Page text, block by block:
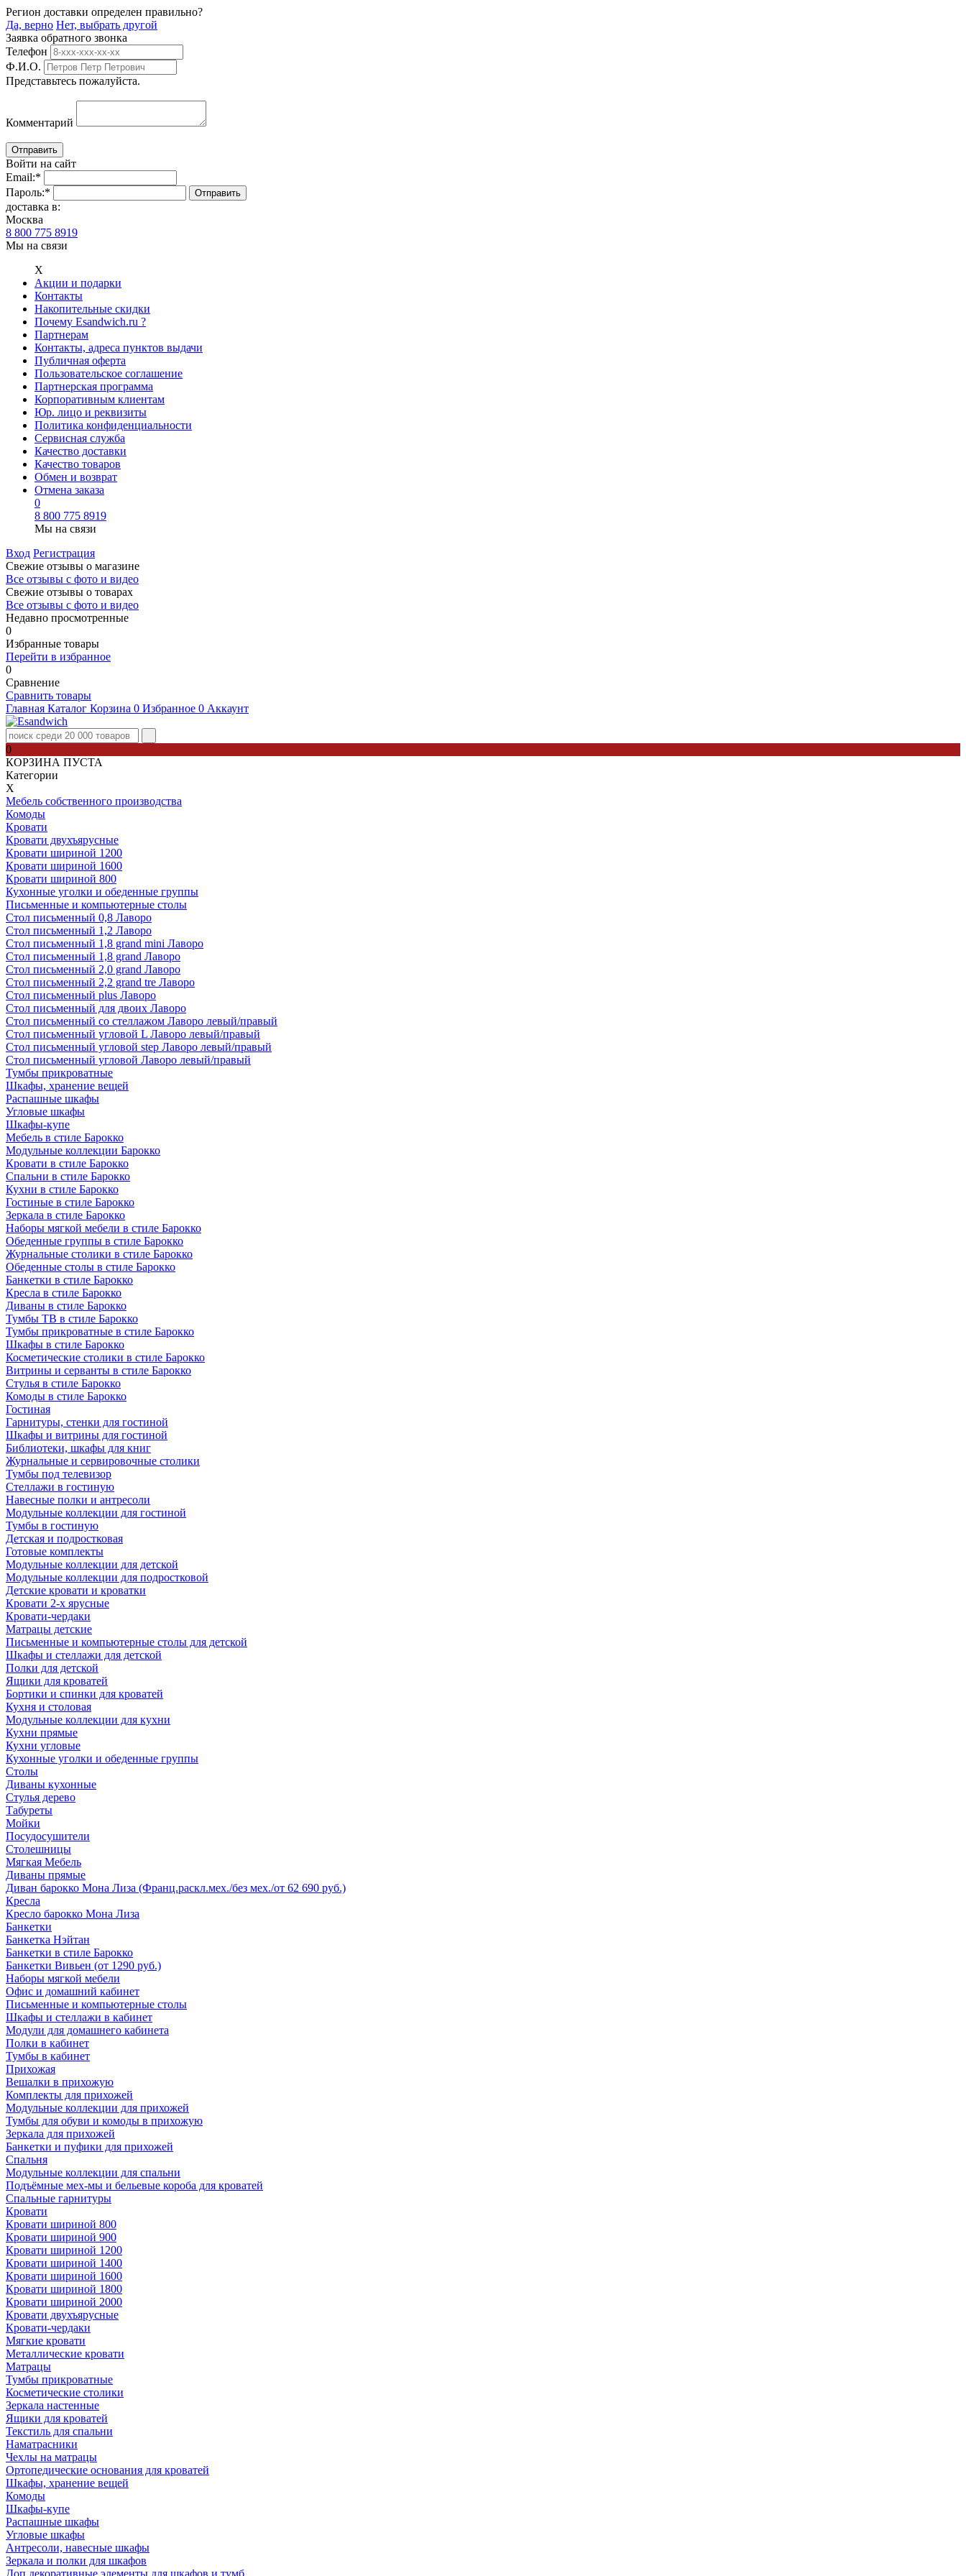
Регион доставки определен правильно?
Да, верно Нет, выбрать другой
Заявка обратного звонка
Телефон
Ф.И.О.
Представьтесь пожалуйста.
Комментарий
Войти на сайт
Email:*
Пароль:*
доставка в:
Москва
8 800 775 8919
Мы на связи
Х
Акции и подарки
Контакты
Накопительные скидки
Почему Esandwich.ru ?
Партнерам
Контакты, адреса пунктов выдачи
Публичная оферта
Пользовательское соглашение
Партнерская программа
Корпоративным клиентам
Юр. лицо и реквизиты
Политика конфиденциальности
Сервисная служба
Качество доставки
Качество товаров
Обмен и возврат
Отмена заказа
0
8 800 775 8919
Мы на связи
Вход Регистрация
Свежие отзывы о магазине
Все отзывы с фото и видео
Свежие отзывы о товарах
Все отзывы c фото и видео
Недавно просмотренные
0
Избранные товары
Перейти в избранное
0
Сравнение
Сравнить товары
Главная Каталог Корзина 0 Избранное 0 Аккаунт
0
КОРЗИНА ПУСТА
Категории
Х
Мебель собственного производства
Комоды
Кровати
Кровати двухъярусные
Кровати шириной 1200
Кровати шириной 1600
Кровати шириной 800
Кухонные уголки и обеденные группы
Письменные и компьютерные столы
Стол письменный 0,8 Лаворо
Стол письменный 1,2 Лаворо
Стол письменный 1,8 grand mini Лаворо
Стол письменный 1,8 grand Лаворо
Стол письменный 2,0 grand Лаворо
Стол письменный 2,2 grand tre Лаворо
Стол письменный plus Лаворо
Стол письменный для двоих Лаворо
Стол письменный со стеллажом Лаворо левый/правый
Стол письменный угловой L Лаворо левый/правый
Стол письменный угловой step Лаворо левый/правый
Стол письменный угловой Лаворо левый/правый
Тумбы прикроватные
Шкафы, хранение вещей
Распашные шкафы
Угловые шкафы
Шкафы-купе
Мебель в стиле Барокко
Модульные коллекции Барокко
Кровати в стиле Барокко
Спальни в стиле Барокко
Кухни в стиле Барокко
Гостиные в стиле Барокко
Зеркала в стиле Барокко
Наборы мягкой мебели в стиле Барокко
Обеденные группы в стиле Барокко
Журнальные столики в стиле Барокко
Обеденные столы в стиле Барокко
Банкетки в стиле Барокко
Кресла в стиле Барокко
Диваны в стиле Барокко
Тумбы ТВ в стиле Барокко
Тумбы прикроватные в стиле Барокко
Шкафы в стиле Барокко
Косметические столики в стиле Барокко
Витрины и серванты в стиле Барокко
Стулья в стиле Барокко
Комоды в стиле Барокко
Гостиная
Гарнитуры, стенки для гостиной
Шкафы и витрины для гостиной
Библиотеки, шкафы для книг
Журнальные и сервировочные столики
Тумбы под телевизор
Стеллажи в гостиную
Навесные полки и антресоли
Модульные коллекции для гостиной
Тумбы в гостиную
Детская и подростковая
Готовые комплекты
Модульные коллекции для детской
Модульные коллекции для подростковой
Детские кровати и кроватки
Кровати 2-х ярусные
Кровати-чердаки
Матрацы детские
Письменные и компьютерные столы для детской
Шкафы и стеллажи для детской
Полки для детской
Ящики для кроватей
Бортики и спинки для кроватей
Кухня и столовая
Модульные коллекции для кухни
Кухни прямые
Кухни угловые
Кухонные уголки и обеденные группы
Столы
Диваны кухонные
Стулья дерево
Табуреты
Мойки
Посудосушители
Столешницы
Мягкая Мебель
Диваны прямые
Диван барокко Мона Лиза (Франц.раскл.мех./без мех./от 62 690 руб.)
Кресла
Кресло барокко Мона Лиза
Банкетки
Банкетка Нэйтан
Банкетки в стиле Барокко
Банкетки Вивьен (от 1290 руб.)
Наборы мягкой мебели
Офис и домашний кабинет
Письменные и компьютерные столы
Шкафы и стеллажи в кабинет
Модули для домашнего кабинета
Полки в кабинет
Тумбы в кабинет
Прихожая
Вешалки в прихожую
Комплекты для прихожей
Модульные коллекции для прихожей
Тумбы для обуви и комоды в прихожую
Зеркала для прихожей
Банкетки и пуфики для прихожей
Спальня
Модульные коллекции для спальни
Подъёмные мех-мы и бельевые короба для кроватей
Спальные гарнитуры
Кровати
Кровати шириной 800
Кровати шириной 900
Кровати шириной 1200
Кровати шириной 1400
Кровати шириной 1600
Кровати шириной 1800
Кровати шириной 2000
Кровати двухъярусные
Кровати-чердаки
Мягкие кровати
Металлические кровати
Матрацы
Тумбы прикроватные
Косметические столики
Зеркала настенные
Ящики для кроватей
Текстиль для спальни
Наматрасники
Чехлы на матрацы
Ортопедические основания для кроватей
Шкафы, хранение вещей
Комоды
Шкафы-купе
Распашные шкафы
Угловые шкафы
Антресоли, навесные шкафы
Зеркала и полки для шкафов
Доп.декоративные элементы для шкафов и тумб